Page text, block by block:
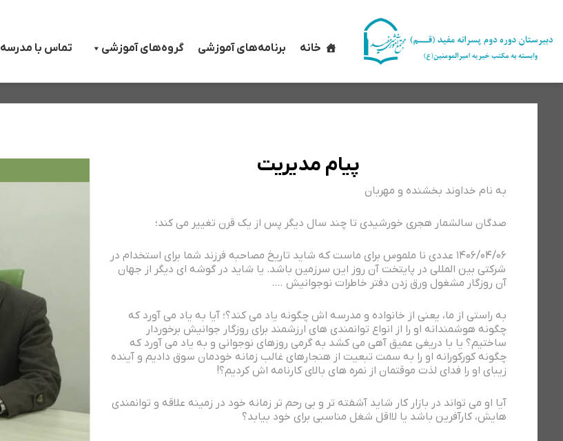
محتوا
خانه برنامه‌های آموزشی گروه‌های آموزشی تماس با مدرسه
پیام مدیریت
به نام خداوند بخشنده و مهربان
صدگان سالشمار هجری خورشیدی تا چند سال دیگر پس از یک قرن تغییر می کند؛
۱۴۰۶/۰۴/۰۶ عددی نا ملموس برای ماست که شاید تاریخ مصاحبه فرزند شما برای استخدام در
شرکتی بین المللی در پایتخت آن روز این سرزمین باشد. یا شاید در گوشه ای دیگر از جهان
آن روزگار مشغول ورق زدن دفتر خاطرات نوجوانیش ….
به راستی از ما، یعنی از خانواده و مدرسه اش چگونه یاد می کند؟؛ آیا به یاد می آورد که
چگونه هوشمندانه او را از انواع توانمندی های ارزشمند برای روزگار جوانیش برخوردار
ساختیم؟ یا با دریغی عمیق آهی می کشد به گرمی روزهای نوجوانی و به یاد می آورد که
چگونه کورکورانه او را به سمت تبعیت از هنجارهای غالب زمانه خودمان سوق دادیم و آینده
زیبای او را فدای لذت موقتمان از نمره های بالای کارنامه اش کردیم؟!
آیا او می تواند در بازار کار شاید آشفته تر و بی رحم تر زمانه خود در زمینه علاقه و توانمندی
هایش، کارآفرین باشد یا لااقل شغل مناسبی برای خود بیابد؟